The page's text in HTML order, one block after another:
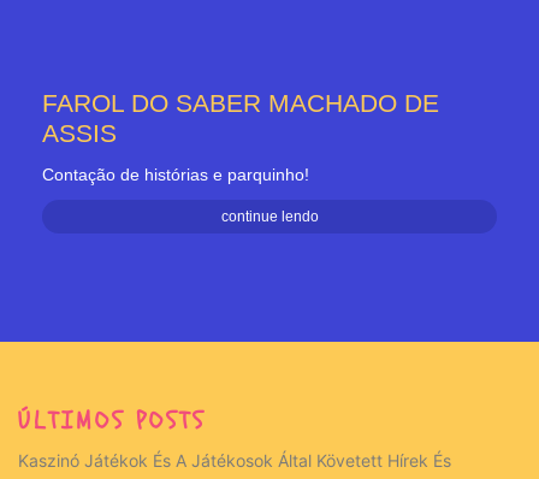
FAROL DO SABER MACHADO DE
ASSIS
Contação de histórias e parquinho!
continue lendo
ÚLTIMOS POSTS
Kaszinó Játékok És A Játékosok Által Követett Hírek És